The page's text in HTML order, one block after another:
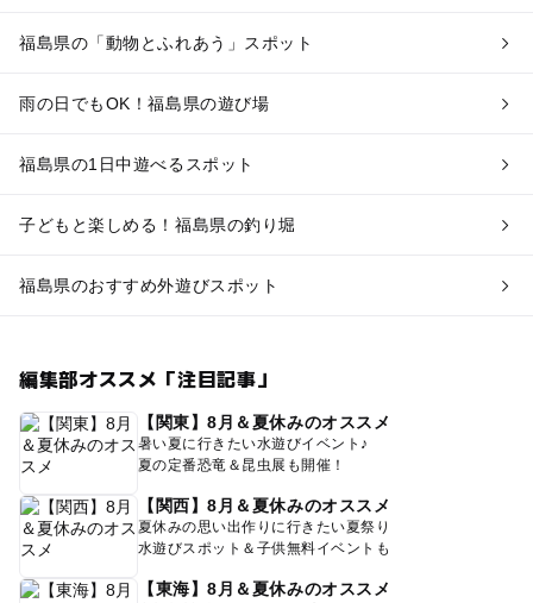
福島県の「動物とふれあう」スポット
雨の日でもOK！福島県の遊び場
福島県の1日中遊べるスポット
子どもと楽しめる！福島県の釣り堀
福島県のおすすめ外遊びスポット
編集部オススメ「注目記事」
【関東】8月＆夏休みのオススメ
暑い夏に行きたい水遊びイベント♪
夏の定番恐竜＆昆虫展も開催！
【関西】8月＆夏休みのオススメ
夏休みの思い出作りに行きたい夏祭り
水遊びスポット＆子供無料イベントも
【東海】8月＆夏休みのオススメ